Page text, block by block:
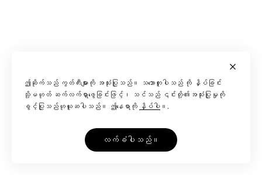
ဤဆိုက်သည် ကွတ်ကီးများကို အသုံးပြုသည်။ သဘောတူပါသည် ကို နှိပ်ခြင်း
သို့မဟုတ် ဆက်လက်ရှာဖွေခြင်းဖြင့်၊ သင်သည် ၎င်းတို့၏အသုံးပြုမှုကို
ခွင့်ပြုသည်ဟုယူဆပါသည်။ ဤနေရာကို နှိပ်ပါ ။.
လက်ခံပါသည်။